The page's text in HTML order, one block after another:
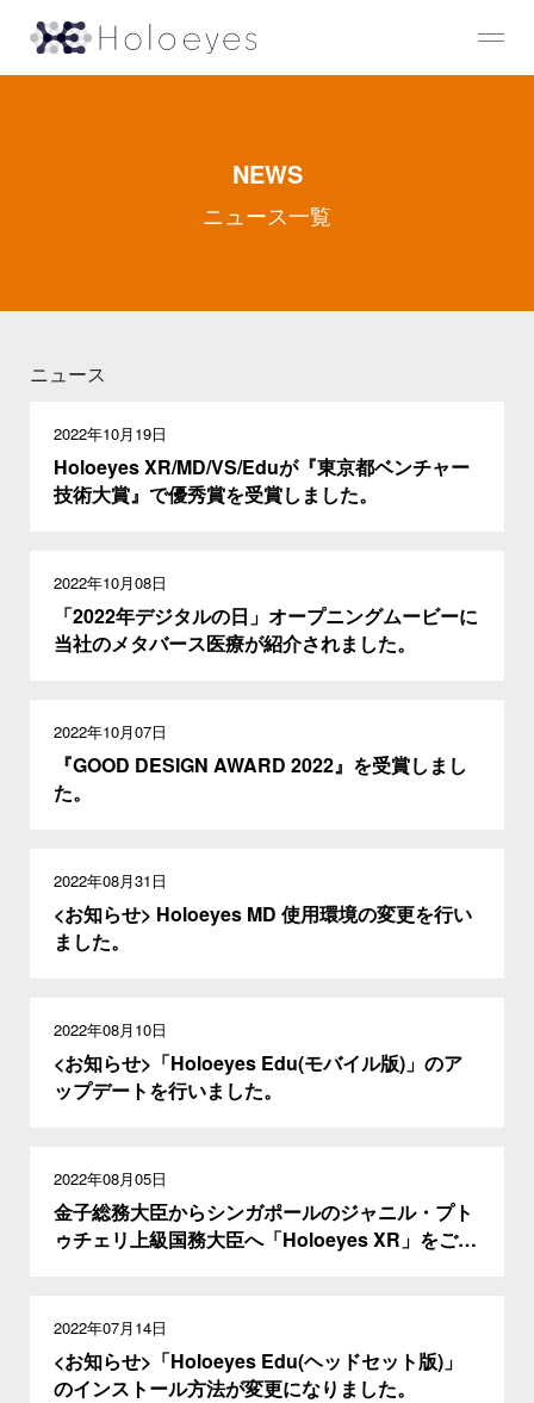
NEWS
ニュース一覧
ニュース
2022年10月19日
Holoeyes XR/MD/VS/Eduが『東京都ベンチャー
技術大賞』で優秀賞を受賞しました。
2022年10月08日
「2022年デジタルの日」オープニングムービーに
当社のメタバース医療が紹介されました。
2022年10月07日
『GOOD DESIGN AWARD 2022』を受賞しまし
た。
2022年08月31日
<お知らせ> Holoeyes MD 使用環境の変更を行い
ました。
2022年08月10日
<お知らせ>「Holoeyes Edu(モバイル版)」のア
ップデートを行いました。
2022年08月05日
金子総務大臣からシンガポールのジャニル・プト
ゥチェリ上級国務大臣へ「Holoeyes XR」をご紹
2022年07月14日
<お知らせ>「Holoeyes Edu(ヘッドセット版)」
のインストール方法が変更になりました。